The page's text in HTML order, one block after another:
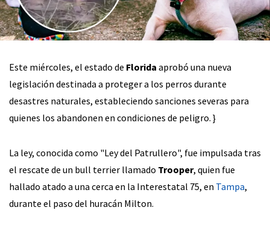
Este miércoles, el estado de Florida aprobó una nueva
legislación destinada a proteger a los perros durante
desastres naturales, estableciendo sanciones severas para
quienes los abandonen en condiciones de peligro. }
La ley, conocida como "Ley del Patrullero", fue impulsada tras
el rescate de un bull terrier llamado Trooper, quien fue
hallado atado a una cerca en la Interestatal 75, en Tampa,
durante el paso del huracán Milton.